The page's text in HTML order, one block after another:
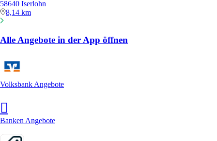
58640 Iserlohn
8,14 km
Alle Angebote in der App öffnen
Volksbank Angebote
Banken Angebote